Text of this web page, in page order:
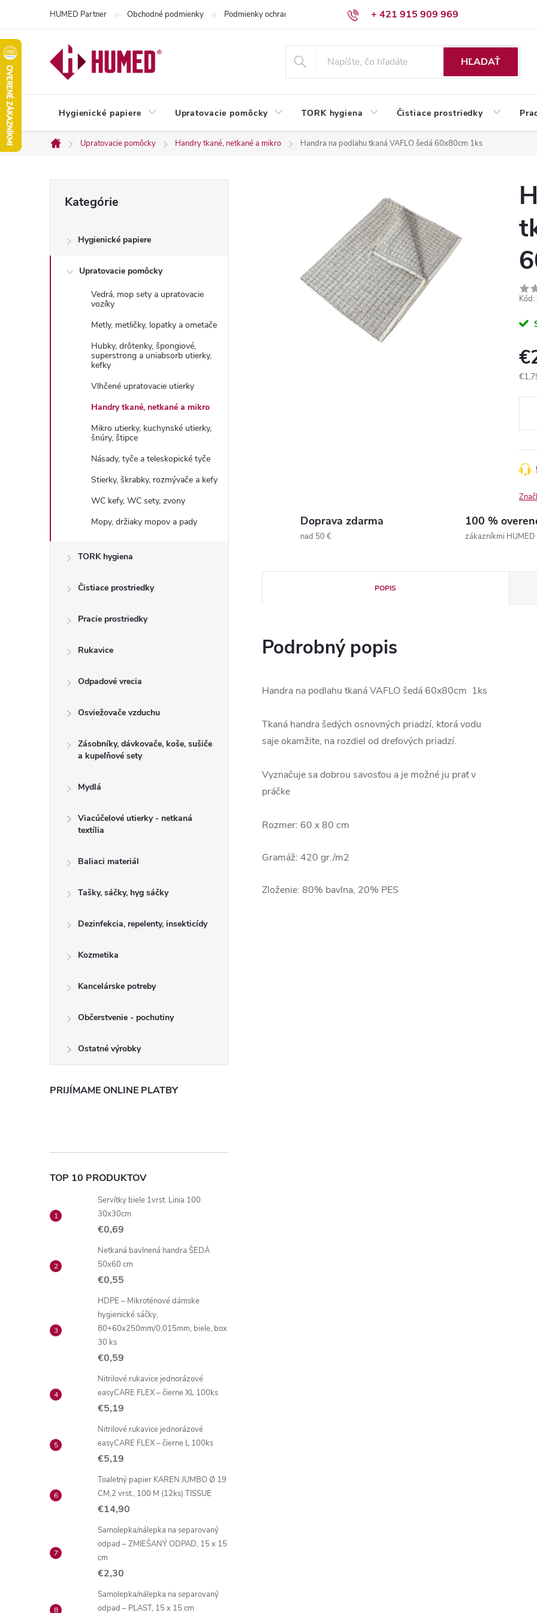
obsah
+ 421 915 909 969
HUMED Partner Obchodné podmienky Podmienky ochrany osobných údajov Reklamačný poriadok
HĽADAŤ
Hygienické papiere Upratovacie pomôcky TORK hygiena Čistiace prostriedky
Domov
Upratovacie pomôcky Handry tkané, netkané a mikro Handra na podlahu tkaná VAFLO šedá 60x80cm 1ks
č
kategórie
Kategórie
Hygienické papiere
Upratovacie pomôcky
Vedrá, mop sety a upratovacie
vozíky
Metly, metličky, lopatky a ometače
Hubky, drôtenky, špongiové,
superstrong a uniabsorb utierky,
kefky
Vlhčené upratovacie utierky
Handry tkané, netkané a mikro
Mikro utierky, kuchynské utierky,
šnúry, štipce
Násady, tyče a teleskopické tyče
Stierky, škrabky, rozmývače a kefy
WC kefy, WC sety, zvony
Mopy, držiaky mopov a pady
TORK hygiena
Čistiace prostriedky
Pracie prostriedky
Rukavice
Odpadové vrecia
Osviežovače vzduchu
Zásobníky, dávkovače, koše, sušiče
a kupeľňové sety
Mydlá
Viacúčelové utierky - netkaná
textília
Baliaci materiál
Tašky, sáčky, hyg sáčky
Dezinfekcia, repelenty, insekticídy
Kozmetika
Kancelárske potreby
Občerstvenie - pochutiny
Ostatné výrobky
PRIJÍMAME ONLINE PLATBY
TOP 10 PRODUKTOV
Servítky biele 1vrst. Linia 100
30x30cm
€0,69
Netkaná bavlnená handra ŠEDÁ
50x60 cm
€0,55
HDPE – Mikroténové dámske
hygienické sáčky,
80+60x250mm/0,015mm, biele, box
30 ks
€0,59
Nitrilové rukavice jednorázové
easyCARE FLEX – čierne XL 100ks
€5,19
Nitrilové rukavice jednorázové
easyCARE FLEX – čierne L 100ks
€5,19
Toaletný papier KAREN JUMBO Ø 19
CM,2 vrst., 100 M (12ks) TISSUE
€14,90
Samolepka/nálepka na separovaný
odpad – ZMIEŠANÝ ODPAD, 15 x 15
cm
€2,30
Samolepka/nálepka na separovaný
odpad – PLAST, 15 x 15 cm
Kód:
Doprava zdarma
nad 50 €
100 %
zákazníkmi HUMED
POPIS
Podrobný popis
Handra na podlahu tkaná VAFLO šedá 60x80cm 1ks
Tkaná handra šedých osnovných priadzí, ktorá vodu
saje okamžite, na rozdiel od drefových priadzí.
Vyznačuje sa dobrou savosťou a je možné ju prať v
práčke
Rozmer: 60 x 80 cm
Gramáž: 420 gr./m2
Zloženie: 80% bavlna, 20% PES